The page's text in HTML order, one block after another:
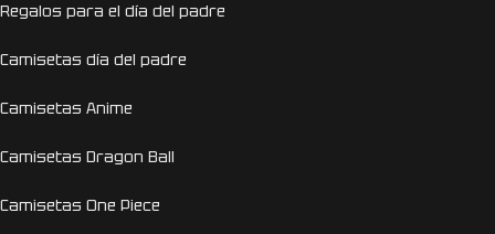
Regalos para el día del padre
Camisetas día del padre
Camisetas Anime
Camisetas Dragon Ball
Camisetas One Piece